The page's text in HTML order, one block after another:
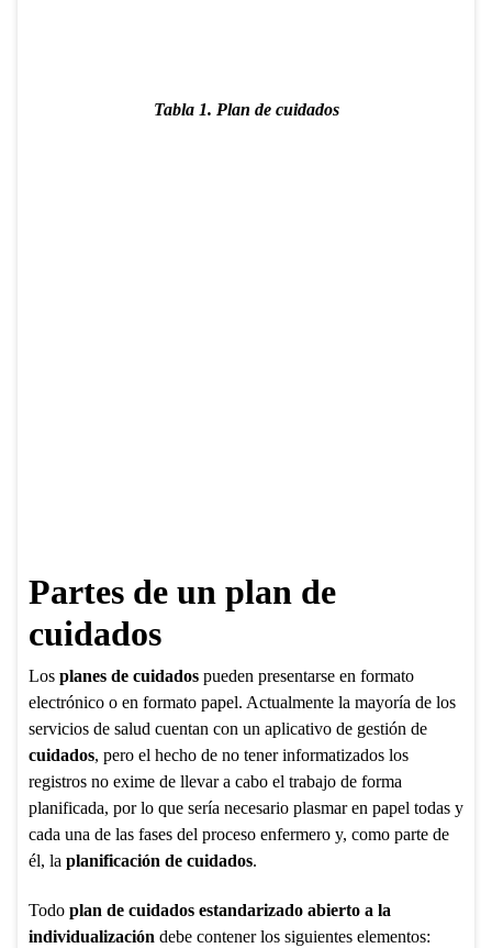
Tabla 1. Plan de cuidados
Partes de un plan de
cuidados
Los planes de cuidadospueden presentarse en formato
electrónico o en formato papel. Actualmente la mayoría de los
servicios de salud cuentan con un aplicativo de gestión de
cuidados, pero el hecho de no tener informatizados los
registros no exime de llevar a cabo el trabajo de forma
planificada, por lo que sería necesario plasmar en papel todas y
cada una de las fases del proceso enfermero y, como parte de
él, la planificación de cuidados.
Todo plan de cuidados estandarizado abierto a la
individualización debe contener los siguientes elementos: